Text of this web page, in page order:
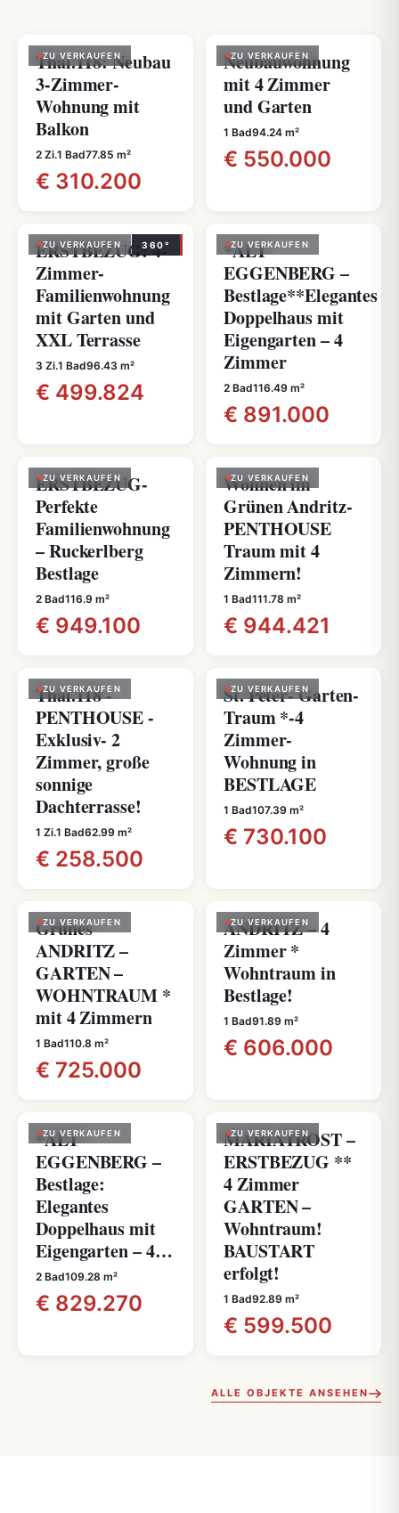
ZU VERKAUFEN
Thal.118: Neubau
3-Zimmer-
Wohnung mit
Balkon
2 Zi.1 Bad77.85 m²
€ 310.200
ZU VERKAUFEN
Neubauwohnung
mit 4 Zimmer
und Garten
1 Bad94.24 m²
€ 550.000
ZU VERKAUFEN 360°
ERSTBEZUG: 4-
Zimmer-
Familienwohnung
mit Garten und
XXL Terrasse
3 Zi.1 Bad96.43 m²
€ 499.824
ZU VERKAUFEN
*ALT
EGGENBERG –
Bestlage**Elegantes
Doppelhaus mit
Eigengarten – 4
Zimmer
2 Bad116.49 m²
€ 891.000
ZU VERKAUFEN
ERSTBEZUG-
Perfekte
Familienwohnung
– Ruckerlberg
Bestlage
2 Bad116.9 m²
€ 949.100
ZU VERKAUFEN
Wohnen im
Grünen Andritz-
PENTHOUSE
Traum mit 4
Zimmern!
1 Bad111.78 m²
€ 944.421
ZU VERKAUFEN
Thal.118 -
PENTHOUSE -
Exklusiv- 2
Zimmer, große
sonnige
Dachterrasse!
1 Zi.1 Bad62.99 m²
€ 258.500
ZU VERKAUFEN
St. Peter- Garten-
Traum *-4
Zimmer-
Wohnung in
BESTLAGE
1 Bad107.39 m²
€ 730.100
ZU VERKAUFEN
Grünes
ANDRITZ –
GARTEN –
WOHNTRAUM *
mit 4 Zimmern
1 Bad110.8 m²
€ 725.000
ZU VERKAUFEN
ANDRITZ – 4
Zimmer *
Wohntraum in
Bestlage!
1 Bad91.89 m²
€ 606.000
ZU VERKAUFEN
*ALT
EGGENBERG –
Bestlage:
Elegantes
Doppelhaus mit
Eigengarten – 4…
2 Bad109.28 m²
€ 829.270
ZU VERKAUFEN
MARIATROST –
ERSTBEZUG **
4 Zimmer
GARTEN –
Wohntraum!
BAUSTART
erfolgt!
1 Bad92.89 m²
€ 599.500
ALLE OBJEKTE ANSEHEN